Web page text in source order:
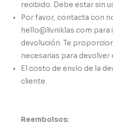
recibido. Debe estar sin
Por favor, contacta con
hello@livniklas.com
devolución. Te
necesarias para devolver
El costo de envío de la
cliente.
Reembolsos: